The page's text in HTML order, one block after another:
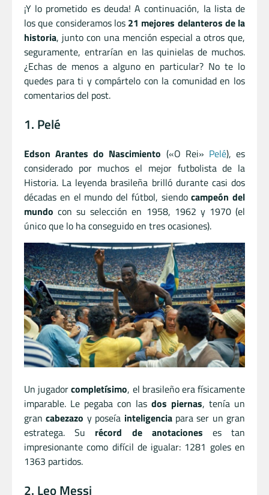
¡Y lo prometido es deuda! A continuación, la lista de
los que consideramos los 21 mejores delanteros de la
historia, junto con una mención especial a otros que,
seguramente, entrarían en las quinielas de muchos.
¿Echas de menos a alguno en particular? No te lo
quedes para ti y compártelo con la comunidad en los
comentarios del post.
1. Pelé
Edson Arantes do Nascimiento («O Rei» Pelé), es
considerado por muchos el mejor futbolista de la
Historia. La leyenda brasileña brilló durante casi dos
décadas en el mundo del fútbol, siendocampeón del
mundo con su selección en 1958, 1962 y 1970 (el
único que lo ha conseguido en tres ocasiones).
Un jugadorcompletísimo, el brasileño era físicamente
imparable. Le pegaba con las dos piernas, tenía un
grancabezazo y poseía inteligenciapara ser un gran
estratega. Su récord de anotaciones es tan
impresionante como difícil de igualar: 1281 goles en
1363 partidos.
2. Leo Messi